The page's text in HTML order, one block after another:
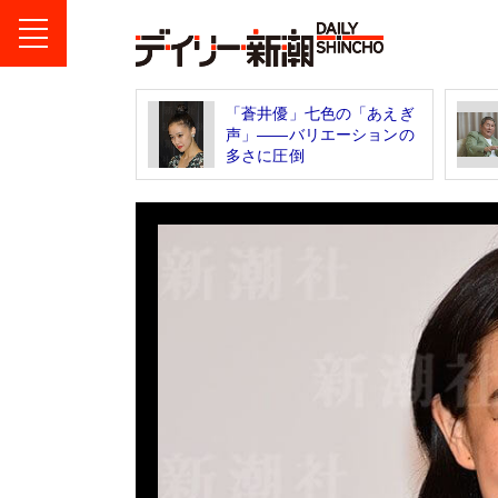
「蒼井優」七色の「あえぎ
声」――バリエーションの
多さに圧倒